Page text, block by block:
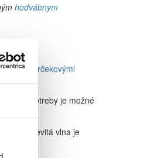
hodvábnym
s
darčekovými
potreby je možné
drevitá vlna je